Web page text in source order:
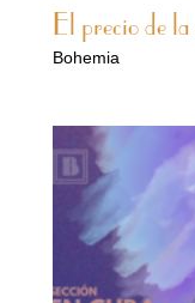
El precio de
Bohemia